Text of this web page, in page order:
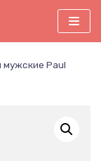
мужские Paul